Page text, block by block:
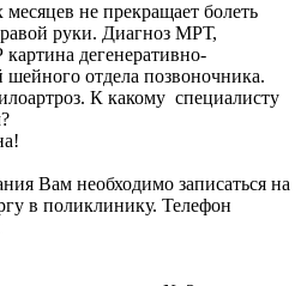
не прекращает болеть
руки. Диагноз МРТ,
дегенеративно-
отдела позвоночника.
К какому специалисту
Вам необходимо записаться на
в поликлинику. Телефон